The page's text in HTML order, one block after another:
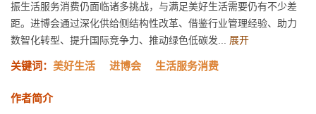
振生活服务消费仍面临诸多挑战，与满足美好生活需要仍有不少差
距。进博会通过深化供给侧结构性改革、借鉴行业管理经验、助力
数智化转型、提升国际竞争力、推动绿色低碳发... 展开
关键词： 美好生活 进博会 生活服务消费
作者简介